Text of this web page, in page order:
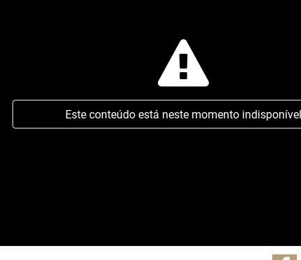
Este conteúdo está neste momento indisponível